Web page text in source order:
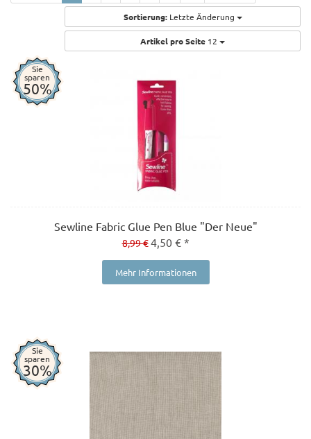
Sortierung: Letzte Änderung
Artikel pro Seite 12
Sie
sparen
50%
Sewline Fabric Glue Pen Blue "Der Neue"
8,99 €4,50 € *
Mehr Informationen
Sie
sparen
30%